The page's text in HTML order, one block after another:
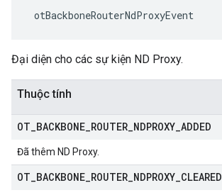
otBackboneRouterNdProxyEvent
Đại diện cho các sự kiện ND Proxy.
Thuộc tính
OT BACKBONE ROUTER NDPROXY ADDED
Đã thêm ND Proxy.
OT BACKBONE ROUTER NDPROXY CLEARED